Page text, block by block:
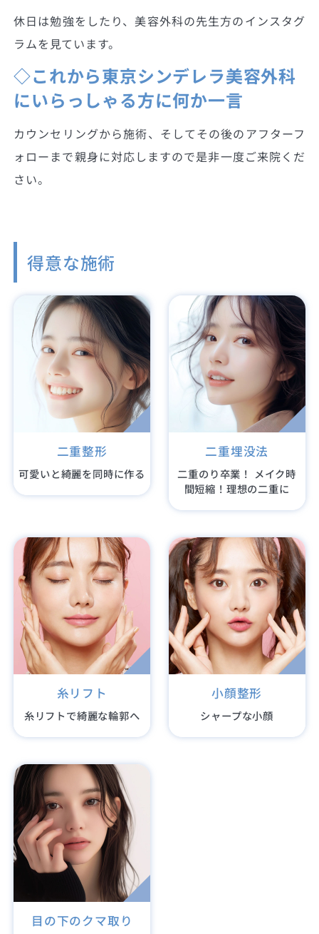
休日は勉強をしたり、美容外科の先生方のインスタグ
ラムを見ています。
◇これから東京シンデレラ美容外科
にいらっしゃる方に何か一言
カウンセリングから施術、そしてその後のアフターフ
ォローまで親身に対応しますので是非一度ご来院くだ
さい。
得意な施術
二重整形
可愛いと綺麗を同時に作る
二重埋没法
二重のり卒業！ メイク時
間短縮！理想の二重に
糸リフト
糸リフトで綺麗な輪郭へ
小顔整形
シャープな小顔
目の下のクマ取り